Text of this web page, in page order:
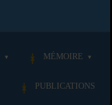
MÉMOIRE
PUBLICATIONS